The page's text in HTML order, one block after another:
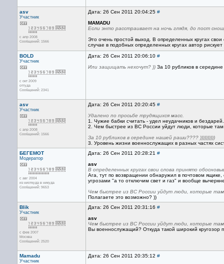
asv
Участник
с апр 2008
Сообщений: 1566
Дата: 26 Сен 2011 20:04:25 #
MAMADU
Если энто расстраивает на ночь глядя, до пост
Это очень простой выход. В определенных кругах
случае в подобных определенных кругах автор
BOLD
Участник
с окт 2009
оттуда
Сообщений: 2341
Дата: 26 Сен 2011 20:06:10 #
Или защищать нехочут? )) За 10 рубликов в
asv
Участник
с апр 2008
Сообщений: 1566
Дата: 26 Сен 2011 20:20:45 #
Удалено по просьбе трудящихся масс.
1. Чужие бабки считать - удел неудачников и бездарей.
2. Чем быстрее из ВС России уйдут люди, которые
За 10 рубликов в середине нашей раши???? ))))))))))
3. Уровень жизни военнослужащих в разных частях
БЕГЕМОТ
Модератор
с авг 2004
из ниоткуда в никуда
Сообщений: 9653
Дата: 26 Сен 2011 20:28:21 #
asv
В определенных кругах свои слова принято
Ага, тут по возвращении обнаружил в почтовом
угрозами "а то отключим свет и газ" и вообще
Чем быстрее из ВС России уйдут люди, которые
Полагаете это возможно? ))
Blik
Участник
с фев 2007
Москва
Сообщений: 2520
Дата: 26 Сен 2011 20:31:16 #
asv
Чем быстрее из ВС России уйдут люди, которые
Вы военнослужащий? Откуда такой широкий кругозор
Mamadu
Участник
Дата: 26 Сен 2011 20:35:12 #